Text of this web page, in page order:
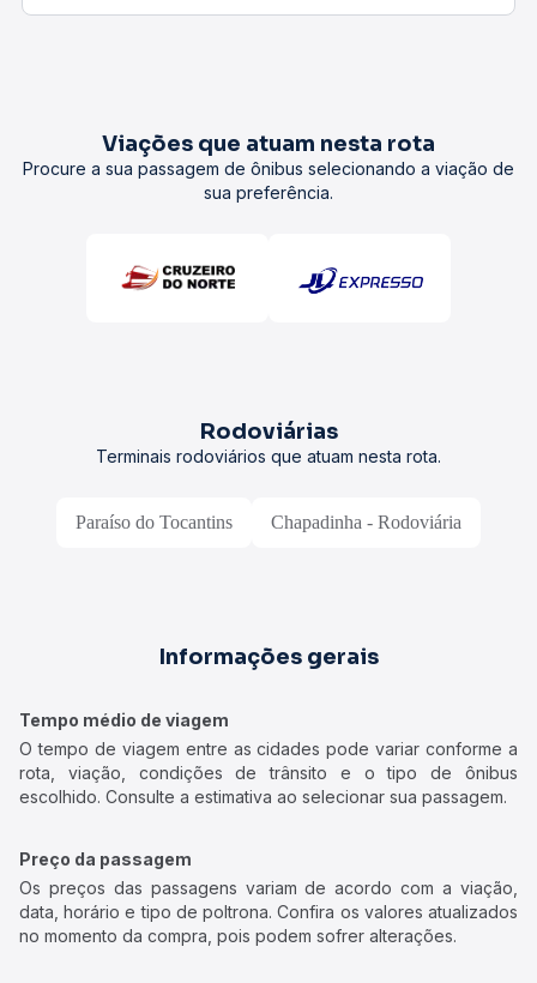
Viações que atuam nesta rota
Procure a sua passagem de ônibus selecionando a viação de
sua preferência.
Rodoviárias
Terminais rodoviários que atuam nesta rota.
Paraíso do Tocantins Chapadinha - Rodoviária
Informações gerais
Tempo médio de viagem
O tempo de viagem entre as cidades pode variar conforme a
rota, viação, condições de trânsito e o tipo de ônibus
escolhido. Consulte a estimativa ao selecionar sua passagem.
Preço da passagem
Os preços das passagens variam de acordo com a viação,
data, horário e tipo de poltrona. Confira os valores atualizados
no momento da compra, pois podem sofrer alterações.